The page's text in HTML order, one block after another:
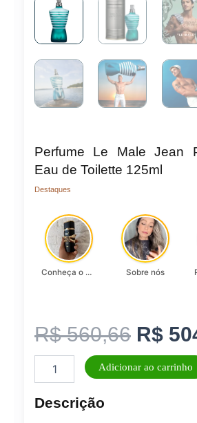
Perfume Le Male Jean
Eau de Toilette 125ml
Destaques
Conheça o Asad, da Lattafa… Sobre nós
R$560,66 O
preço
R$
Jean
Adicionar ao carrinho
Descrição